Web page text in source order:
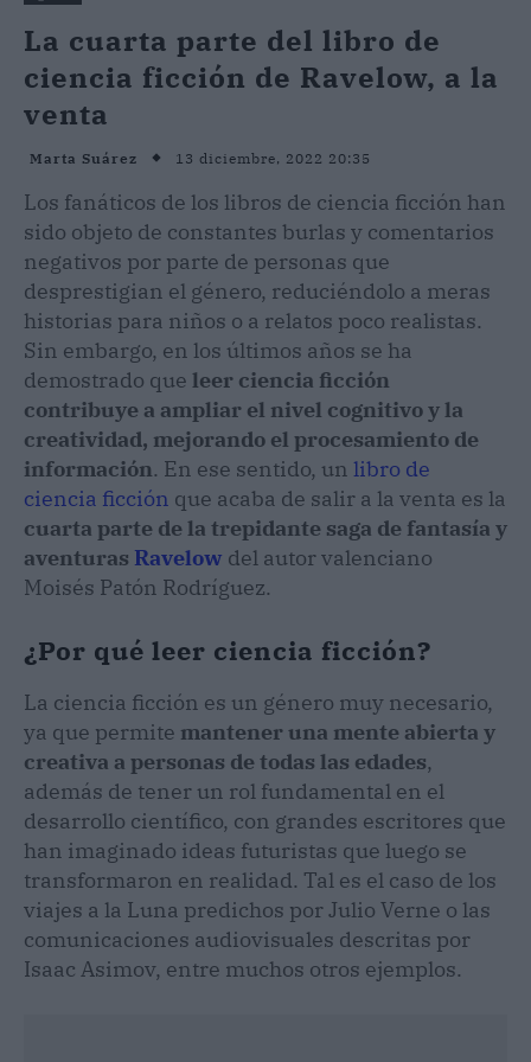
La cuarta parte del libro de
ciencia ficción de Ravelow, a la
venta
Marta Suárez 13 diciembre, 2022 20:35
Los fanáticos de los libros de ciencia ficción han
sido objeto de constantes burlas y comentarios
negativos por parte de personas que
desprestigian el género, reduciéndolo a meras
historias para niños o a relatos poco realistas.
Sin embargo, en los últimos años se ha
demostrado que leer ciencia ficción
contribuye a ampliar el nivel cognitivo y la
creatividad, mejorando el procesamiento de
información. En ese sentido, un libro de
ciencia ficción que acaba de salir a la venta es la
cuarta parte de la trepidante saga de fantasía y
aventuras Ravelow del autor valenciano
Moisés Patón Rodríguez.
¿Por qué leer ciencia ficción?
La ciencia ficción es un género muy necesario,
ya que permite mantener una mente abierta y
creativa a personas de todas las edades,
además de tener un rol fundamental en el
desarrollo científico, con grandes escritores que
han imaginado ideas futuristas que luego se
transformaron en realidad. Tal es el caso de los
viajes a la Luna predichos por Julio Verne o las
comunicaciones audiovisuales descritas por
Isaac Asimov, entre muchos otros ejemplos.